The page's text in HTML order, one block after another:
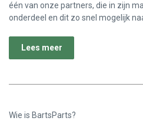
één van onze partners, die in zijn
onderdeel en dit zo snel mogelijk
Lees meer
Wie is BartsParts?